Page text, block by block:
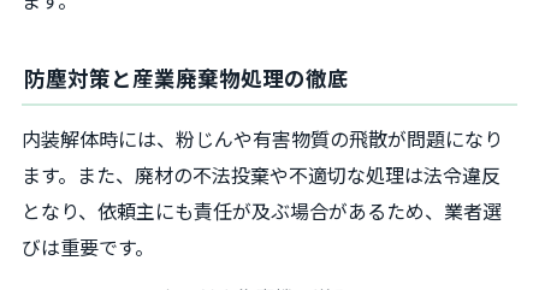
防塵対策と産業廃棄物処理の徹底
内装解体時には、粉じんや有害物質の飛散が問題になり
ます。また、廃材の不法投棄や不適切な処理は法令違反
となり、依頼主にも責任が及ぶ場合があるため、業者選
びは重要です。